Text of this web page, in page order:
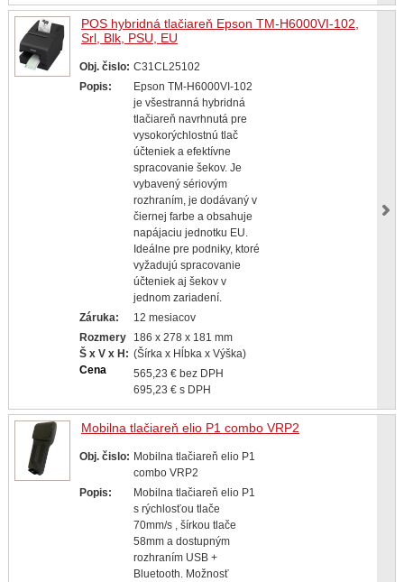
POS hybridná tlačiareň Epson TM-H6000VI-102,
Srl, Blk, PSU, EU
Obj. čislo: C31CL25102
Popis:
Epson TM-H6000VI-102
je všestranná hybridná
tlačiareň navrhnutá pre
vysokorýchlostnú tlač
účteniek a efektívne
spracovanie šekov. Je
vybavený sériovým
rozhraním, je dodávaný v
čiernej farbe a obsahuje
napájaciu jednotku EU.
Ideálne pre podniky, ktoré
vyžadujú spracovanie
účteniek aj šekov v
jednom zariadení.
Záruka:
12 mesiacov
Rozmery
Š x V x H:
186 x 278 x 181 mm
(Šírka x Hĺbka x Výška)
Cena
565,23 € bez DPH
695,23 € s DPH
Mobilna tlačiareň elio P1 combo VRP2
Obj. čislo: Mobilna tlačiareň elio P1
combo VRP2
Popis:
Mobilna tlačiareň elio P1
s rýchlosťou tlače
70mm/s , šírkou tlače
58mm a dostupným
rozhraním USB +
Bluetooth. Možnosť